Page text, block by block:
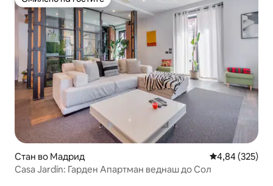
Омилено на гостите
Стан во Мадрид Просечна
4,84 (325)
Casa Jardín: Гарден Апартман веднаш до Сол